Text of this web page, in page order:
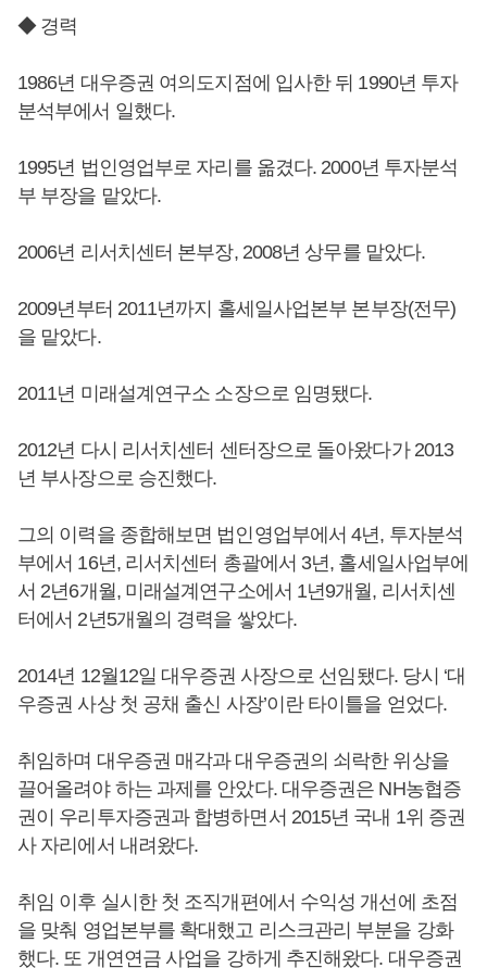
◆ 경력
1986년 대우증권 여의도지점에 입사한 뒤 1990년 투자
분석부에서 일했다.
1995년 법인영업부로 자리를 옮겼다. 2000년 투자분석
부 부장을 맡았다.
2006년 리서치센터 본부장, 2008년 상무를 맡았다.
2009년부터 2011년까지 홀세일사업본부 본부장(전무)
을 맡았다.
2011년 미래설계연구소 소장으로 임명됐다.
2012년 다시 리서치센터 센터장으로 돌아왔다가 2013
년 부사장으로 승진했다.
그의 이력을 종합해보면 법인영업부에서 4년, 투자분석
부에서 16년, 리서치센터 총괄에서 3년, 홀세일사업부에
서 2년6개월, 미래설계연구소에서 1년9개월, 리서치센
터에서 2년5개월의 경력을 쌓았다.
2014년 12월12일 대우증권 사장으로 선임됐다. 당시 ‘대
우증권 사상 첫 공채 출신 사장’이란 타이틀을 얻었다.
취임하며 대우증권 매각과 대우증권의 쇠락한 위상을
끌어올려야 하는 과제를 안았다. 대우증권은 NH농협증
권이 우리투자증권과 합병하면서 2015년 국내 1위 증권
사 자리에서 내려왔다.
취임 이후 실시한 첫 조직개편에서 수익성 개선에 초점
을 맞춰 영업본부를 확대했고 리스크관리 부분을 강화
했다. 또 개연연금 사업을 강하게 추진해왔다. 대우증권